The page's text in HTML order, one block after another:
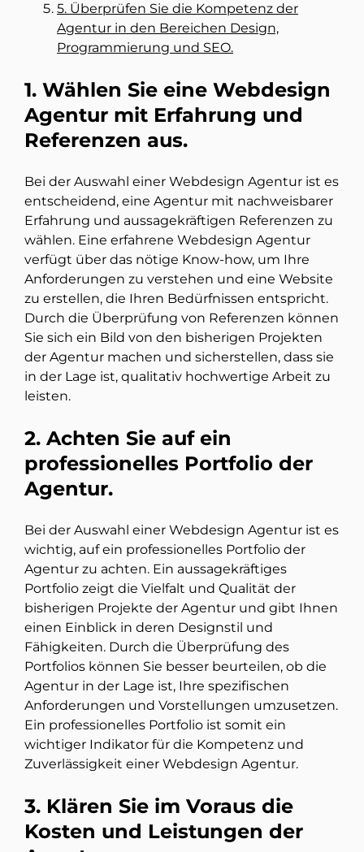
5. Überprüfen Sie die Kompetenz der
Agentur in den Bereichen Design,
Programmierung und SEO.
1. Wählen Sie eine Webdesign
Agentur mit Erfahrung und
Referenzen aus.
Bei der Auswahl einer Webdesign Agentur ist es
entscheidend, eine Agentur mit nachweisbarer
Erfahrung und aussagekräftigen Referenzen zu
wählen. Eine erfahrene Webdesign Agentur
verfügt über das nötige Know-how, um Ihre
Anforderungen zu verstehen und eine Website
zu erstellen, die Ihren Bedürfnissen entspricht.
Durch die Überprüfung von Referenzen können
Sie sich ein Bild von den bisherigen Projekten
der Agentur machen und sicherstellen, dass sie
in der Lage ist, qualitativ hochwertige Arbeit zu
leisten.
2. Achten Sie auf ein
professionelles Portfolio der
Agentur.
Bei der Auswahl einer Webdesign Agentur ist es
wichtig, auf ein professionelles Portfolio der
Agentur zu achten. Ein aussagekräftiges
Portfolio zeigt die Vielfalt und Qualität der
bisherigen Projekte der Agentur und gibt Ihnen
einen Einblick in deren Designstil und
Fähigkeiten. Durch die Überprüfung des
Portfolios können Sie besser beurteilen, ob die
Agentur in der Lage ist, Ihre spezifischen
Anforderungen und Vorstellungen umzusetzen.
Ein professionelles Portfolio ist somit ein
wichtiger Indikator für die Kompetenz und
Zuverlässigkeit einer Webdesign Agentur.
3. Klären Sie im Voraus die
Kosten und Leistungen der